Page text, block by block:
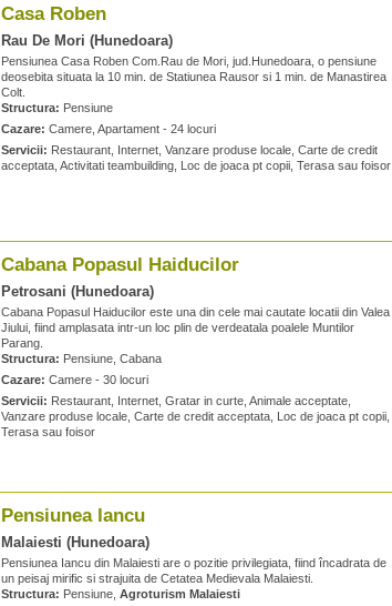
Casa Roben
Rau De Mori (Hunedoara)
Pensiunea Casa Roben Com.Rau de Mori, jud.Hunedoara, o pensiune
deosebita situata la 10 min. de Statiunea Rausor si 1 min. de Manastirea
Colt.
Structura: Pensiune
Cazare: Camere, Apartament - 24 locuri
Servicii: Restaurant, Internet, Vanzare produse locale, Carte de credit
acceptata, Activitati teambuilding, Loc de joaca pt copii, Terasa sau foisor
Cabana Popasul Haiducilor
Petrosani (Hunedoara)
Cabana Popasul Haiducilor este una din cele mai cautate locatii din Valea
Jiului, fiind amplasata intr-un loc plin de verdeatala poalele Muntilor
Parang.
Structura: Pensiune, Cabana
Cazare: Camere - 30 locuri
Servicii: Restaurant, Internet, Gratar in curte, Animale acceptate,
Vanzare produse locale, Carte de credit acceptata, Loc de joaca pt copii,
Terasa sau foisor
Pensiunea Iancu
Malaiesti (Hunedoara)
Pensiunea Iancu din Malaiesti are o pozitie privilegiata, fiind încadrata de
un peisaj mirific si strajuita de Cetatea Medievala Malaiesti.
Structura: Pensiune, Agroturism Malaiesti